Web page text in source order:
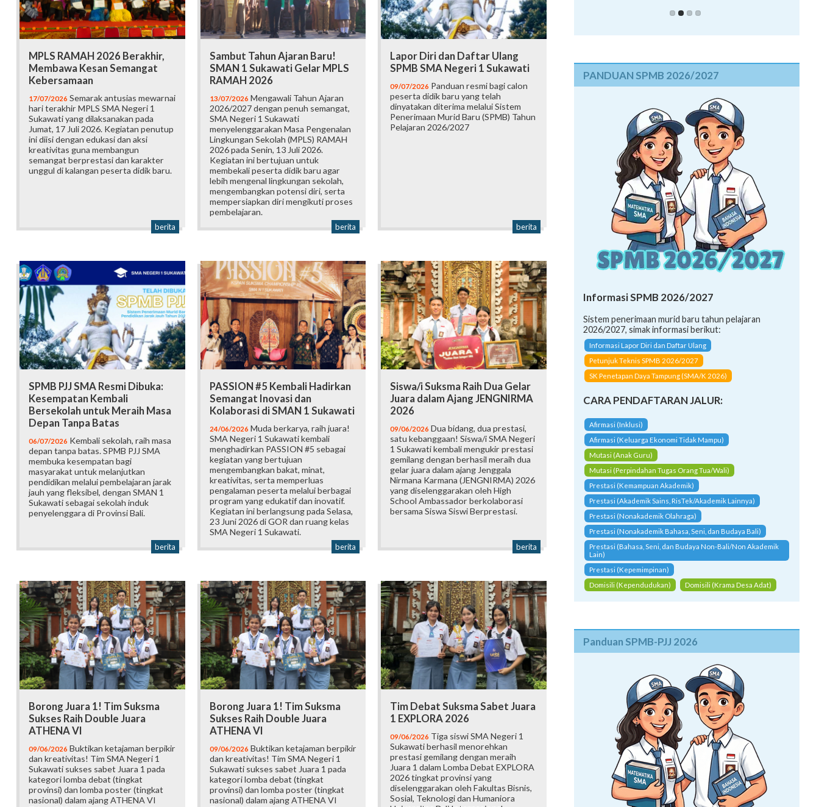
MPLS RAMAH 2026 Berakhir,
Membawa Kesan Semangat
Kebersamaan
17/07/2026 Semarak antusias mewarnai
hari terakhir MPLS SMA Negeri 1
Sukawati yang dilaksanakan pada
Jumat, 17 Juli 2026. Kegiatan penutup
ini diisi dengan edukasi dan aksi
kreativitas guna membangun
semangat berprestasi dan karakter
unggul di kalangan peserta didik baru.
berita
Sambut Tahun Ajaran Baru!
SMAN 1 Sukawati Gelar MPLS
RAMAH 2026
13/07/2026 Mengawali Tahun Ajaran
2026/2027 dengan penuh semangat,
SMA Negeri 1 Sukawati
menyelenggarakan Masa Pengenalan
Lingkungan Sekolah (MPLS) RAMAH
2026 pada Senin, 13 Juli 2026.
Kegiatan ini bertujuan untuk
membekali peserta didik baru agar
lebih mengenal lingkungan sekolah,
mengembangkan potensi diri, serta
mempersiapkan diri mengikuti proses
pembelajaran.
berita
Lapor Diri dan Daftar Ulang
SPMB SMA Negeri 1 Sukawati
09/07/2026 Panduan resmi bagi calon
peserta didik baru yang telah
dinyatakan diterima melalui Sistem
Penerimaan Murid Baru (SPMB) Tahun
Pelajaran 2026/2027
berita
SPMB PJJ SMA Resmi Dibuka:
Kesempatan Kembali
Bersekolah untuk Meraih Masa
Depan Tanpa Batas
06/07/2026 Kembali sekolah, raih masa
depan tanpa batas. SPMB PJJ SMA
membuka kesempatan bagi
masyarakat untuk melanjutkan
pendidikan melalui pembelajaran jarak
jauh yang fleksibel, dengan SMAN 1
Sukawati sebagai sekolah induk
penyelenggara di Provinsi Bali.
berita
PASSION #5 Kembali Hadirkan
Semangat Inovasi dan
Kolaborasi di SMAN 1 Sukawati
24/06/2026 Muda berkarya, raih juara!
SMA Negeri 1 Sukawati kembali
menghadirkan PASSION #5 sebagai
kegiatan yang bertujuan
mengembangkan bakat, minat,
kreativitas, serta memperluas
pengalaman peserta melalui berbagai
program yang edukatif dan inovatif.
Kegiatan ini berlangsung pada Selasa,
23 Juni 2026 di GOR dan ruang kelas
SMA Negeri 1 Sukawati.
berita
Siswa/i Suksma Raih Dua Gelar
Juara dalam Ajang JENGNIRMA
2026
09/06/2026 Dua bidang, dua prestasi,
satu kebanggaan! Siswa/i SMA Negeri
1 Sukawati kembali mengukir prestasi
gemilang dengan berhasil meraih dua
gelar juara dalam ajang Jenggala
Nirmana Karmana (JENGNIRMA) 2026
yang diselenggarakan oleh High
School Ambassador berkolaborasi
bersama Siswa Siswi Berprestasi.
berita
Borong Juara 1! Tim Suksma
Sukses Raih Double Juara
ATHENA VI
09/06/2026 Buktikan ketajaman berpikir
dan kreativitas! Tim SMA Negeri 1
Sukawati sukses sabet Juara 1 pada
kategori lomba debat (tingkat
provinsi) dan lomba poster (tingkat
nasional) dalam ajang ATHENA VI
Borong Juara 1! Tim Suksma
Sukses Raih Double Juara
ATHENA VI
09/06/2026 Buktikan ketajaman berpikir
dan kreativitas! Tim SMA Negeri 1
Sukawati sukses sabet Juara 1 pada
kategori lomba debat (tingkat
provinsi) dan lomba poster (tingkat
nasional) dalam ajang ATHENA VI
Tim Debat Suksma Sabet Juara
1 EXPLORA 2026
09/06/2026 Tiga siswi SMA Negeri 1
Sukawati berhasil menorehkan
prestasi gemilang dengan meraih
Juara 1 dalam Lomba Debat EXPLORA
2026 tingkat provinsi yang
diselenggarakan oleh Fakultas Bisnis,
Sosial, Teknologi dan Humaniora
PANDUAN SPMB 2026/2027
Informasi SPMB 2026/2027
Sistem penerimaan murid baru tahun pelajaran
2026/2027, simak informasi berikut:
Informasi Lapor Diri dan Daftar Ulang
Petunjuk Teknis SPMB 2026/2027
SK Penetapan Daya Tampung (SMA/K 2026)
CARA PENDAFTARAN JALUR:
Afirmasi (Inklusi)
Afirmasi (Keluarga Ekonomi Tidak Mampu)
Mutasi (Anak Guru)
Mutasi (Perpindahan Tugas Orang Tua/Wali)
Prestasi (Kemampuan Akademik)
Prestasi (Akademik Sains, RisTek/Akademik Lainnya)
Prestasi (Nonakademik Olahraga)
Prestasi (Nonakademik Bahasa, Seni, dan Budaya Bali)
Prestasi (Bahasa, Seni, dan Budaya Non-Bali/Non Akademik
Lain)
Prestasi (Kepemimpinan)
Domisili (Kependudukan)
Domisili (Krama Desa Adat)
Panduan SPMB-PJJ 2026